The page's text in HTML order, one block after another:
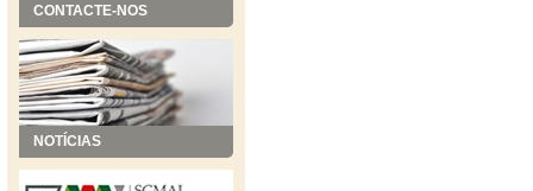
CONTACTE-NOS
NOTÍCIAS